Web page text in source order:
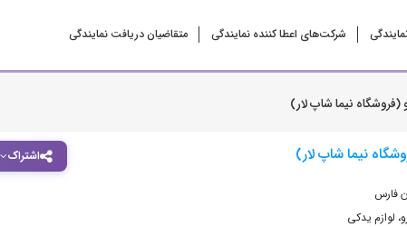
شرکت‌‌های اعطا کننده نمایندگی متقاضیان دریافت نمایندگی
نیما شاپ لار)
اشتراک نیما شاپ لار)
فارس
لوازم یدکی